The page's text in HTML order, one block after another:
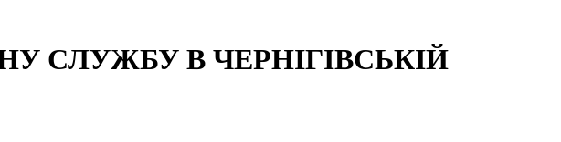
СЛУЖБУ В ЧЕРНІГІВСЬКІЙ